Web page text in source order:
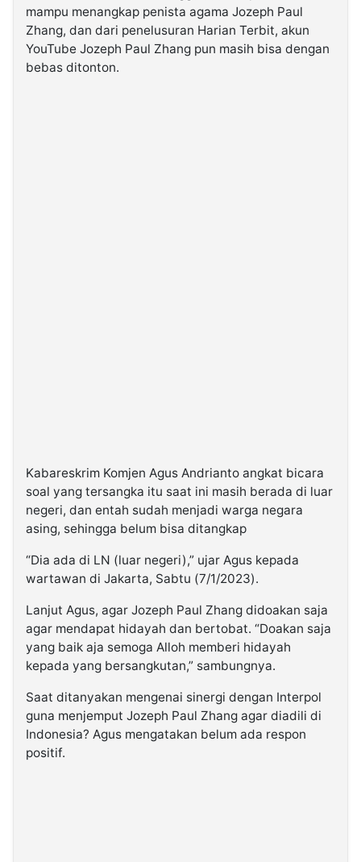
mampu menangkap penista agama Jozeph Paul
Zhang, dan dari penelusuran Harian Terbit, akun
YouTube Jozeph Paul Zhang pun masih bisa dengan
bebas ditonton.
Kabareskrim Komjen Agus Andrianto angkat bicara
soal yang tersangka itu saat ini masih berada di luar
negeri, dan entah sudah menjadi warga negara
asing, sehingga belum bisa ditangkap
“Dia ada di LN (luar negeri),” ujar Agus kepada
wartawan di Jakarta, Sabtu (7/1/2023).
Lanjut Agus, agar Jozeph Paul Zhang didoakan saja
agar mendapat hidayah dan bertobat. “Doakan saja
yang baik aja semoga Alloh memberi hidayah
kepada yang bersangkutan,” sambungnya.
Saat ditanyakan mengenai sinergi dengan Interpol
guna menjemput Jozeph Paul Zhang agar diadili di
Indonesia? Agus mengatakan belum ada respon
positif.